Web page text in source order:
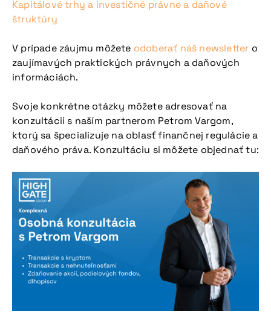
Kapitálové trhy a investičné právne a daňové
štruktúry
V prípade záujmu môžete odoberať náš newsletter o
zaujímavých praktických právnych a daňových
informáciách.
Svoje konkrétne otázky môžete adresovať na
konzultácii s naším partnerom Petrom Vargom,
ktorý sa špecializuje na oblasť finančnej regulácie a
daňového práva. Konzultáciu si môžete objednať tu: